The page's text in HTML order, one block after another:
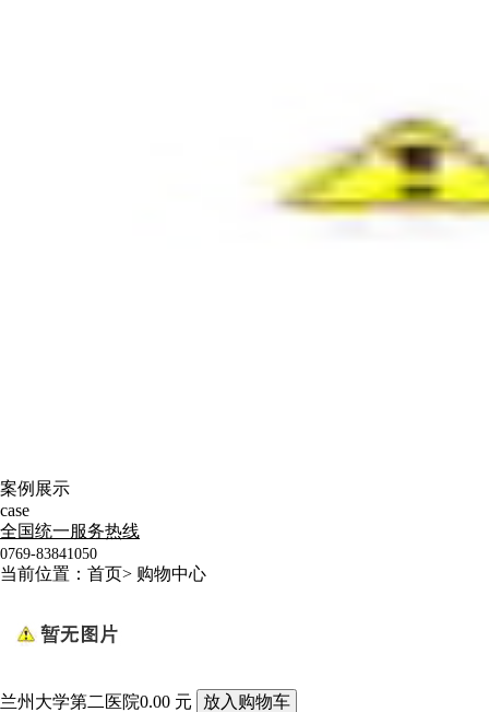
案例展示
case
全国统一服务热线
0769-83841050
当前位置： 首页> 购物中心
兰州大学第二医院0.00 元